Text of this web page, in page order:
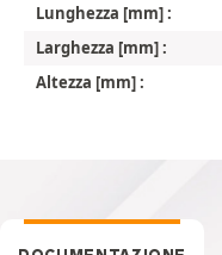
Lunghezza [mm] :
Larghezza [mm] :
Altezza [mm] :